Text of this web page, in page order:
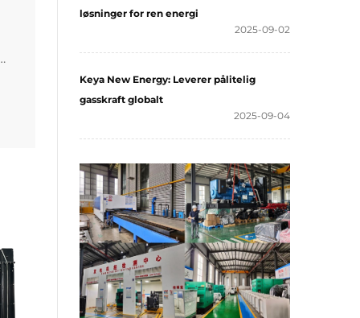
løsninger for ren energi
2025-09-02
Keya New Energy: Leverer pålitelig
gasskraft globalt
2025-09-04